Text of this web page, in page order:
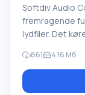
Softdiv Audio
fremragende
lydfiler. Det
tilbyder
populære
861 4.16 Мб